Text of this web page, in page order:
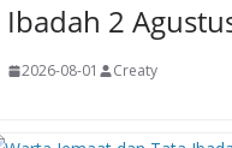
Ibadah 2
2026-08-01 Creaty